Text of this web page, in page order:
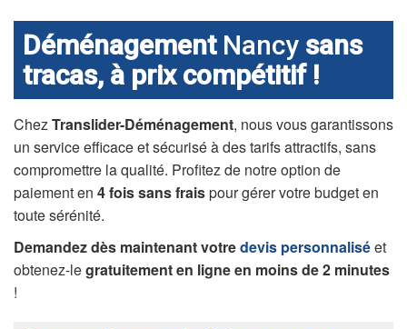
Déménagement Nancy sans
tracas, à prix compétitif !
ChezTranslider-Déménagement, nous vous garantissons
un service efficace et sécurisé à des tarifs attractifs, sans
compromettre la qualité. Profitez de notre option de
paiement en 4 fois sans fraispour gérer votre budget en
toute sérénité.
Demandez dès maintenant votredevis personnaliséet
obtenez-legratuitement en ligne en moins de 2 minutes
!